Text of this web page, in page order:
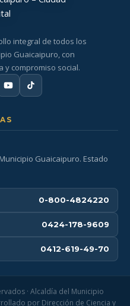
integral de todos los
Guaicaipuro, con
y compromiso social.
Guaicaipuro. Estado
0-800-4824220
0424-178-9609
0412-619-49-70
· Alcaldía del Municipio
por Dirección de Ciencia y